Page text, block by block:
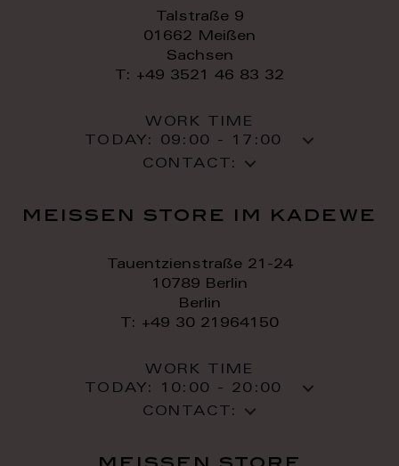
Talstraße 9
01662 Meißen
Sachsen
T: +49 3521 46 83 32
WORK TIME
TODAY: 09:00 - 17:00
CONTACT:
meissen store im kadewe
Tauentzienstraße 21-24
10789 Berlin
Berlin
T: +49 30 21964150
WORK TIME
TODAY:
10:00 - 20:00
CONTACT: